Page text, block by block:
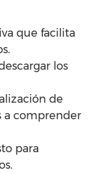
que facilita
los
de
a comprender
para